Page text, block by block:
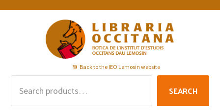
Skip
Skip
Skip
Back to the IEO Lemosin website
SEARCH